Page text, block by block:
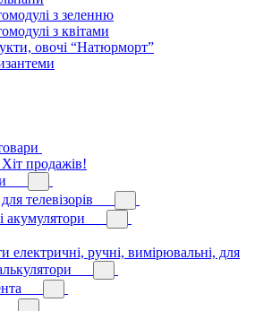
з зеленню
з квітами
овочі “Натюрморт”
продажів!
телевізорів
акумулятори
електричні, ручні, вимірювальні, для